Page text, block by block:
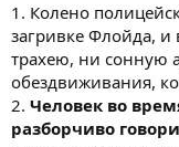
1. Колено
загривке Флойда,
трахею, ни сонную
обездвиживания,
2. Человек во
разборчиво